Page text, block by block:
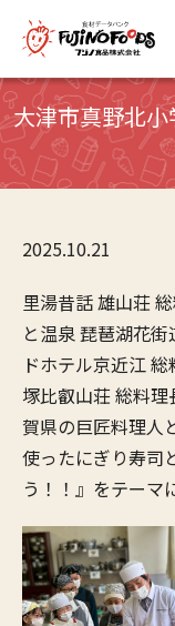
大津市真野北
2025.10.21
里湯昔話 雄山荘
と温泉 琵琶湖花
ドホテル京近江
塚比叡山荘 総料
賀県の巨匠料理人
使ったにぎり寿司
う！！』をテーマ